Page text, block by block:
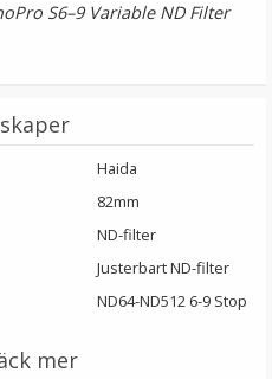
4xSD + 8xMicroSD
S6–9 Variable ND Filter
Haida
82mm
ND-filter
Justerbart ND-filter
ND64-ND512 6-9 Stop
mer